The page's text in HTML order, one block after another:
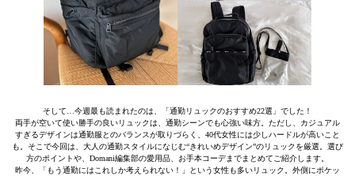
そして…今週最も読まれたのは、「通勤リュックのおすすめ22選」でした！
両手が空いて使い勝手の良いリュックは、通勤シーンでも心強い味方。ただし、カジュアル
すぎるデザインは通勤服とのバランスが取りづらく、40代女性には少しハードルが高いこと
も。そこで今回は、大人の通勤スタイルになじむ“きれいめデザイン”のリュックを厳選。選び
方のポイントや、Domani編集部の愛用品、お手本コーデまでまとめてご紹介します。
昨今、「もう通勤にはこれしか考えられない！」という女性も多いリュック。外側にポケッ